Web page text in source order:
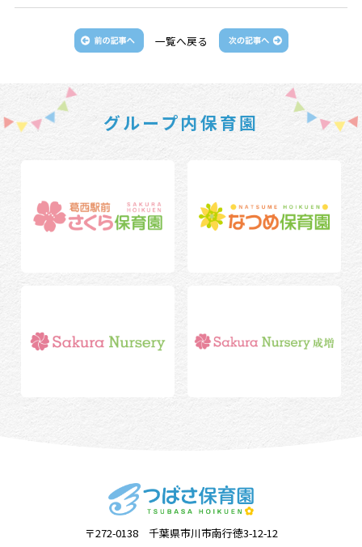
一覧へ戻る
グループ内保育園
〒272-0138 千葉県市川市南行徳3-12-12